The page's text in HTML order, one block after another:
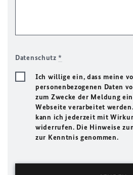
Datenschutz*
Ich willige ein, dass meine
personenbezogenen Daten
zum Zwecke der Meldung
Webseite verarbeitet
kann ich jederzeit mit
widerrufen. Die Hinweise
zur Kenntnis genommen.